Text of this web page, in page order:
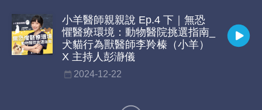
小羊醫師親親說 Ep.4 下｜無恐
懼醫療環境：動物醫院挑選指南_
犬貓行為獸醫師李羚榛（小羊）
X 主持人彭瀞儀
2024-12-22